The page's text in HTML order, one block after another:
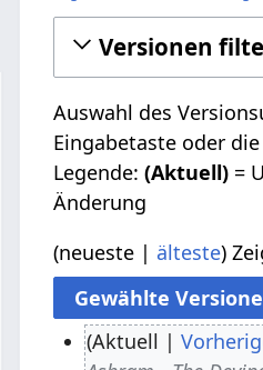
Versionen
Auswahl des
Eingabetaste oder
Legende:(Aktuell) =
Änderung
(neueste | älteste)
Aktuell